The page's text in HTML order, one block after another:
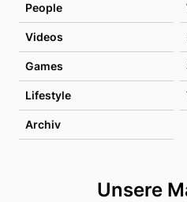
People
Videos
Games
Lifestyle
Archiv
Unsere